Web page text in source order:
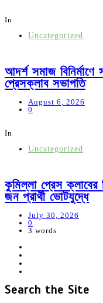
In
Uncategorized
আদর্শ সমাজ
প্রেসক্লাব সভাপতি
August 6, 2026
0
In
Uncategorized
কুমিল্লা প্রেস
জন প্রার্থী ভোটযুদ্ধে
July 30, 2026
0
3 words
Search the Site